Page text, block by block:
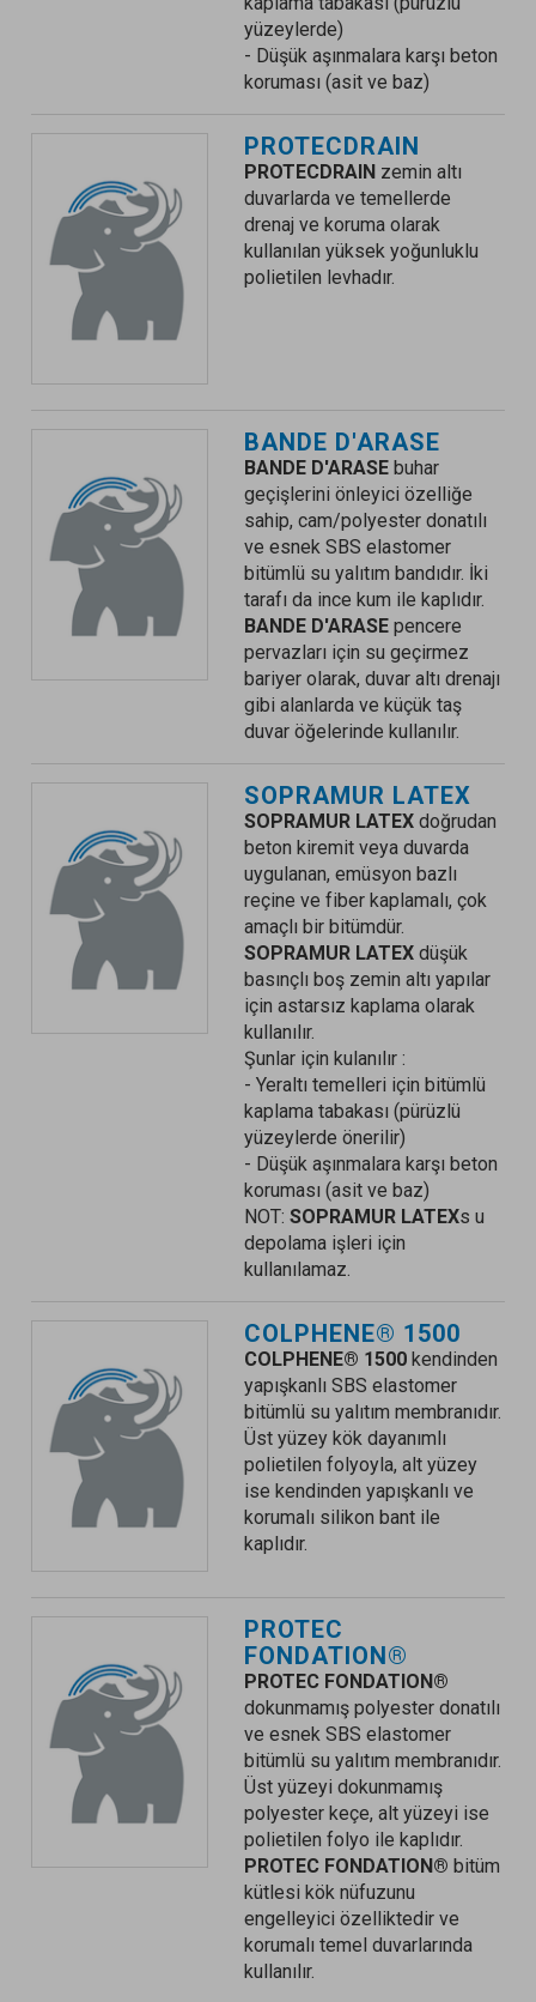
yüzeylerde)
- Düşük aşınmalara karşı beton
koruması (asit ve baz)
PROTECDRAIN
PROTECDRAINzemin altı
duvarlarda ve temellerde
drenaj ve koruma olarak
kullanılan yüksek yoğunluklu
polietilen levhadır.
BANDE D'ARASE
BANDE D'ARASEbuhar
geçişlerini önleyici özelliğe
sahip, cam/polyester donatılı
ve esnek SBS elastomer
bitümlü su yalıtım bandıdır. İki
tarafı da ince kum ile kaplıdır.
BANDE D'ARASEpencere
pervazları için su geçirmez
bariyer olarak, duvar altı drenajı
gibi alanlarda ve küçük taş
duvar öğelerinde kullanılır.
SOPRAMUR LATEX
SOPRAMUR LATEXdoğrudan
beton kiremit veya duvarda
uygulanan, emüsyon bazlı
reçine ve fiber kaplamalı, çok
amaçlı bir bitümdür.
SOPRAMUR LATEXdüşük
basınçlı boş zemin altı yapılar
için astarsız kaplama olarak
kullanılır.
Şunlar için kulanılır :
- Yeraltı temelleri için bitümlü
kaplama tabakası (pürüzlü
yüzeylerde önerilir)
- Düşük aşınmalara karşı beton
koruması (asit ve baz)
NOT: SOPRAMUR LATEXs u
depolama işleri için
kullanılamaz.
COLPHENE® 1500
COLPHENE® 1500kendinden
yapışkanlı SBS elastomer
bitümlü su yalıtım membranıdır.
Üst yüzey kök dayanımlı
polietilen folyoyla, alt yüzey
ise kendinden yapışkanlı ve
korumalı silikon bant ile
kaplıdır.
PROTEC
FONDATION®
PROTEC FONDATION®
dokunmamış polyester donatılı
ve esnek SBS elastomer
bitümlü su yalıtım membranıdır.
Üst yüzeyi dokunmamış
polyester keçe, alt yüzeyi ise
polietilen folyo ile kaplıdır.
PROTEC FONDATION® bitüm
kütlesi kök nüfuzunu
engelleyici özelliktedir ve
korumalı temel duvarlarında
kullanılır.